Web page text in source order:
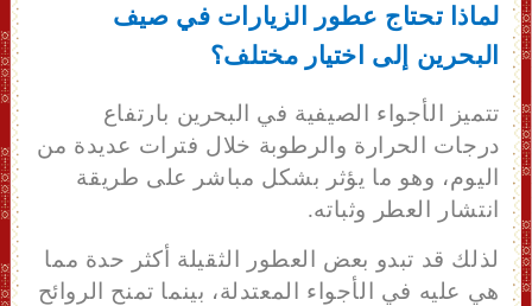
لماذا تحتاج عطور الزيارات في صيف
البحرين إلى اختيار مختلف؟
تتميز الأجواء الصيفية في البحرين بارتفاع
درجات الحرارة والرطوبة خلال فترات عديدة من
اليوم، وهو ما يؤثر بشكل مباشر على طريقة
انتشار العطر وثباته.
لذلك قد تبدو بعض العطور الثقيلة أكثر حدة مما
هي عليه في الأجواء المعتدلة، بينما تمنح الروائح